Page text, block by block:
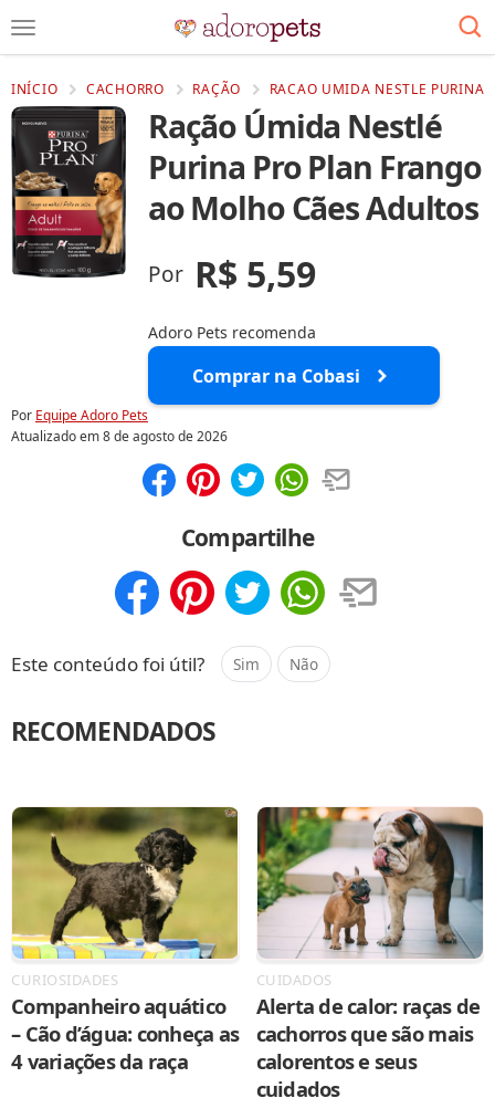
INÍCIO CACHORRO RAÇÃO RACAO UMIDA NESTLE PURINA
Ração Úmida Nestlé
Purina Pro Plan Frango
ao Molho Cães Adultos
Por R$ 5,59
Adoro Pets recomenda
Comprar na Cobasi
Por Equipe Adoro Pets
Atualizado em8 de agosto de 2026
Compartilhe
Este conteúdo foi útil? Sim Não
RECOMENDADOS
CURIOSIDADES
Companheiro aquático
– Cão d’água: conheça as
4 variações da raça
CUIDADOS
Alerta de calor: raças de
cachorros que são mais
calorentos e seus
cuidados